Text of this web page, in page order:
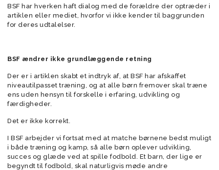
BSF har hverken haft dialog med de forældre der optræder i
artiklen eller mediet, hvorfor vi ikke kender til baggrunden
for deres udtalelser.
BSF ændrer ikke grundlæggende retning
Der er i artiklen skabt et indtryk af, at BSF har afskaffet
niveautilpasset træning, og at alle børn fremover skal træne
ens uden hensyn til forskelle i erfaring, udvikling og
færdigheder.
Det er ikke korrekt.
I BSF arbejder vi fortsat med at matche børnene bedst muligt
i både træning og kamp, så alle børn oplever udvikling,
succes og glæde ved at spille fodbold. Et barn, der lige er
begyndt til fodbold, skal naturligvis møde andre